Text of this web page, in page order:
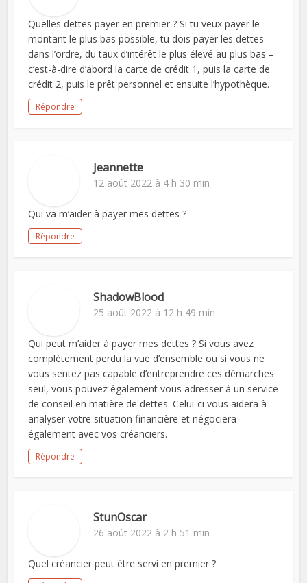
Quelles dettes payer en premier ? Si tu veux payer le
montant le plus bas possible, tu dois payer les dettes
dans l’ordre, du taux d’intérêt le plus élevé au plus bas –
c’est-à-dire d’abord la carte de crédit 1, puis la carte de
crédit 2, puis le prêt personnel et ensuite l’hypothèque.
Répondre
Jeannette
12 août 2022 à 4 h 30 min
Qui va m’aider à payer mes dettes ?
Répondre
ShadowBlood
25 août 2022 à 12 h 49 min
Qui peut m’aider à payer mes dettes ? Si vous avez
complètement perdu la vue d’ensemble ou si vous ne
vous sentez pas capable d’entreprendre ces démarches
seul, vous pouvez également vous adresser à un service
de conseil en matière de dettes. Celui-ci vous aidera à
analyser votre situation financière et négociera
également avec vos créanciers.
Répondre
StunOscar
26 août 2022 à 2 h 51 min
Quel créancier peut être servi en premier ?